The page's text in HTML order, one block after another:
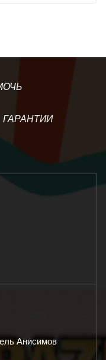
ГАРАНТИИ
Анисимов